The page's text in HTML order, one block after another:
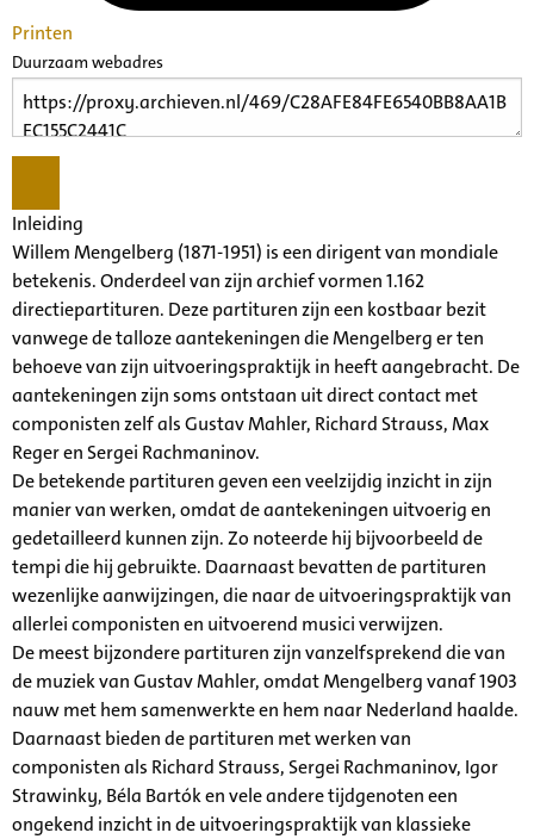
Printen
Duurzaam webadres
Inleiding
Willem Mengelberg (1871-1951) is een dirigent van mondiale
betekenis. Onderdeel van zijn archief vormen 1.162
directiepartituren. Deze partituren zijn een kostbaar bezit
vanwege de talloze aantekeningen die Mengelberg er ten
behoeve van zijn uitvoeringspraktijk in heeft aangebracht. De
aantekeningen zijn soms ontstaan uit direct contact met
componisten zelf als Gustav Mahler, Richard Strauss, Max
Reger en Sergei Rachmaninov.
De betekende partituren geven een veelzijdig inzicht in zijn
manier van werken, omdat de aantekeningen uitvoerig en
gedetailleerd kunnen zijn. Zo noteerde hij bijvoorbeeld de
tempi die hij gebruikte. Daarnaast bevatten de partituren
wezenlijke aanwijzingen, die naar de uitvoeringspraktijk van
allerlei componisten en uitvoerend musici verwijzen.
De meest bijzondere partituren zijn vanzelfsprekend die van
de muziek van Gustav Mahler, omdat Mengelberg vanaf 1903
nauw met hem samenwerkte en hem naar Nederland haalde.
Daarnaast bieden de partituren met werken van
componisten als Richard Strauss, Sergei Rachmaninov, Igor
Strawinky, Béla Bartók en vele andere tijdgenoten een
ongekend inzicht in de uitvoeringspraktijk van klassieke